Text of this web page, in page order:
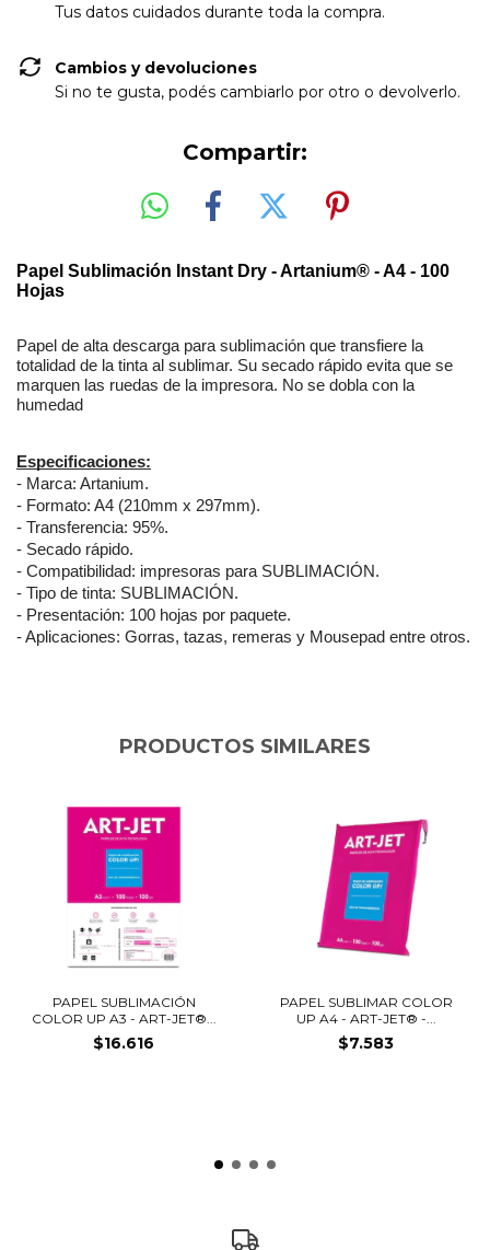
Tus datos cuidados durante toda la compra.
Cambios y devoluciones
Si no te gusta, podés cambiarlo por otro o devolverlo.
Compartir:
Papel Sublimación Instant Dry - Artanium® - A4 - 100
Hojas
Papel de alta descarga para sublimación que transfiere la
totalidad de la tinta al sublimar. Su secado rápido evita que se
marquen las ruedas de la impresora. No se dobla con la
humedad
Especificaciones:
- Marca: Artanium.
- Formato: A4 (210mm x 297mm).
- Transferencia: 95%.
- Secado rápido.
- Compatibilidad: impresoras para SUBLIMACIÓN.
- Tipo de tinta: SUBLIMACIÓN.
- Presentación: 100 hojas por paquete.
- Aplicaciones: Gorras, tazas, remeras y Mousepad entre otros.
PRODUCTOS SIMILARES
PAPEL SUBLIMACIÓN
COLOR UP A3 - ART-JET®...
$16.616
PAPEL SUBLIMAR COLOR
UP A4 - ART-JET® -...
$7.583